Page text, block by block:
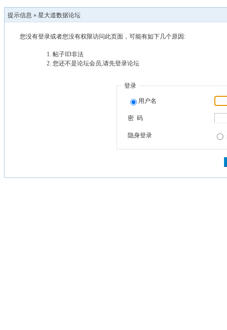
提示信息 » 星大道数据论坛
您没有登录或者您没有权限访问此页面，可能有如下几个原因:
帖子ID非法
您还不是论坛会员,请先登录论坛
登录
用户名
密 码
隐身登录